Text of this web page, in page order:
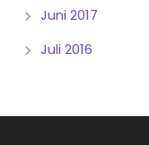
Juni 2017
Juli 2016